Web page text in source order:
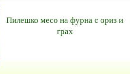
Пилешко месо на фурна с ориз и
грах